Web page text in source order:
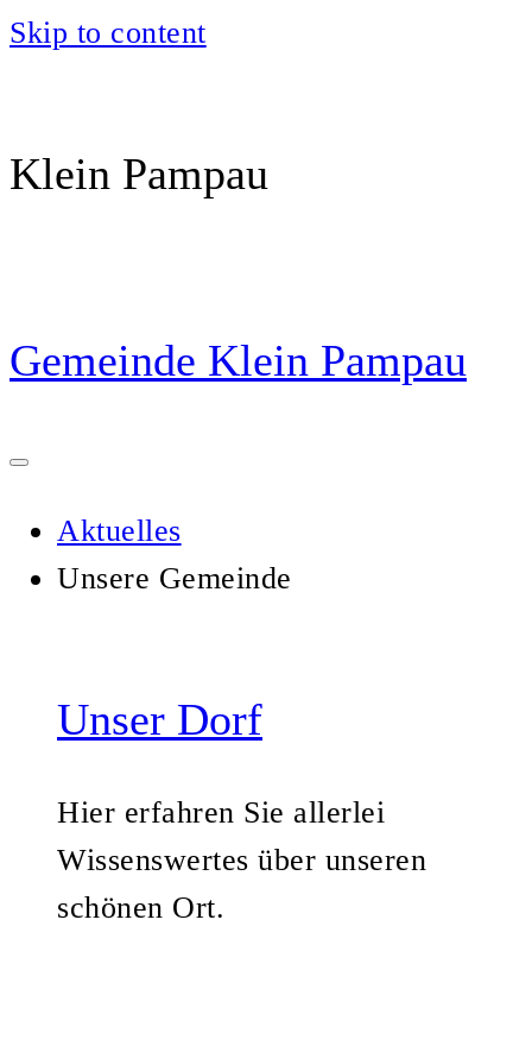
Skip to content
Klein Pampau
Gemeinde Klein Pampau
Aktuelles
Unsere Gemeinde
Unser Dorf
Hier erfahren Sie allerlei
Wissenswertes über unseren
schönen Ort.